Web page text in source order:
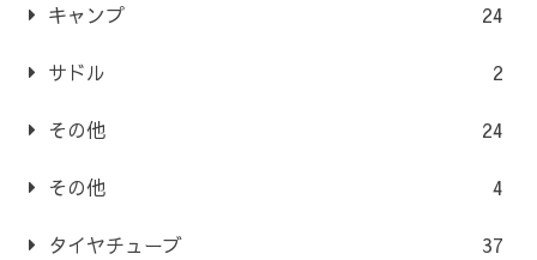
キャンプ 24
サドル 2
その他 24
その他 4
タイヤチューブ 37